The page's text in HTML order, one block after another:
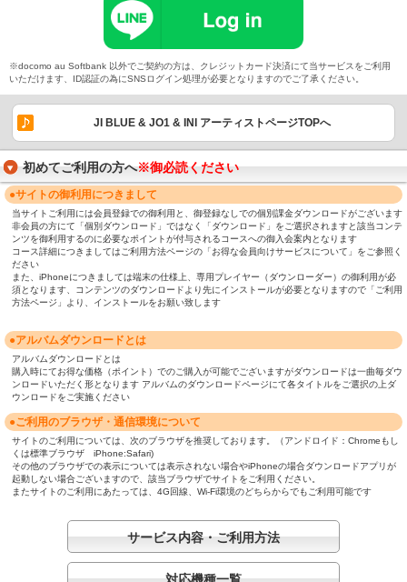
※docomo au Softbank 以外でご契約の方は、クレジットカード決済にて当サービスをご利用
いただけます、ID認証の為にSNSログイン処理が必要となりますのでご了承ください。
JI BLUE & JO1 & INI アーティストページTOPへ
初めてご利用の方へ※御必読ください
●サイトの御利用につきまして
当サイトご利用には会員登録での御利用と、御登録なしでの個別課金ダウンロードがございます
非会員の方にて「個別ダウンロード」ではなく「ダウンロード」をご選択されますと該当コンテ
ンツを御利用するのに必要なポイントが付与されるコースへの御入会案内となります
コース詳細につきましてはご利用方法ページの「お得な会員向けサービスについて」をご参照く
ださい
また、iPhoneにつきましては端末の仕様上、専用プレイヤー（ダウンローダー）の御利用が必
須となります、コンテンツのダウンロードより先にインストールが必要となりますので「ご利用
方法ページ」より、インストールをお願い致します
●アルバムダウンロードとは
アルバムダウンロードとは
購入時にてお得な価格（ポイント）でのご購入が可能でございますがダウンロードは一曲毎ダウ
ンロードいただく形となります アルバムのダウンロードページにて各タイトルをご選択の上ダ
ウンロードをご実施ください
●ご利用のブラウザ・通信環境について
サイトのご利用については、次のブラウザを推奨しております。（アンドロイド：Chromeもし
くは標準ブラウザ iPhone:Safari)
その他のブラウザでの表示については表示されない場合やiPhoneの場合ダウンロードアプリが
起動しない場合ございますので、該当ブラウザでサイトをご利用ください。
またサイトのご利用にあたっては、4G回線、Wi-Fi環境のどちらからでもご利用可能です
サービス内容・ご利用方法